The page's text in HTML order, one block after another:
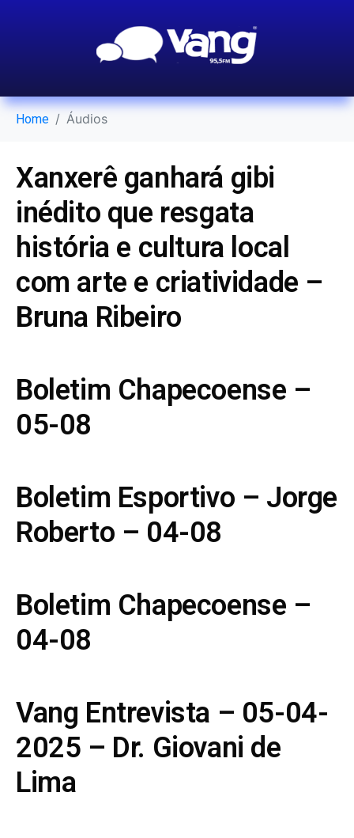
Home Áudios
Xanxerê ganhará gibi
inédito que resgata
história e cultura local
com arte e criatividade –
Bruna Ribeiro
Boletim Chapecoense –
05-08
Boletim Esportivo – Jorge
Roberto – 04-08
Boletim Chapecoense –
04-08
Vang Entrevista – 05-04-
2025 – Dr. Giovani de
Lima